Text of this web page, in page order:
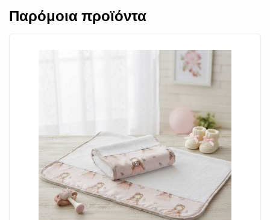
Παρόμοια προϊόντα